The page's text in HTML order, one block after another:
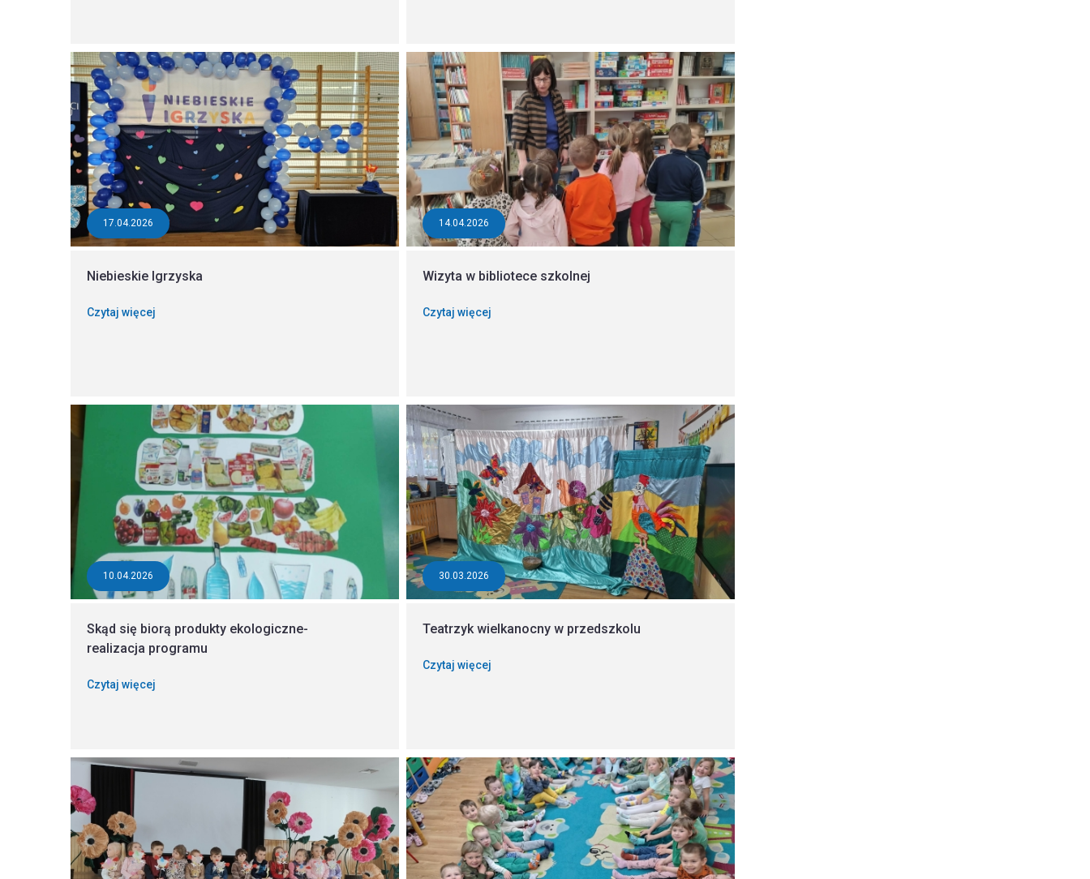
17.04.2026
Niebieskie Igrzyska
Czytaj więcej
14.04.2026
Wizyta w bibliotece szkolnej
Czytaj więcej
10.04.2026
Skąd się biorą produkty ekologiczne-
realizacja programu
Czytaj więcej
30.03.2026
Teatrzyk wielkanocny w przedszkolu
Czytaj więcej